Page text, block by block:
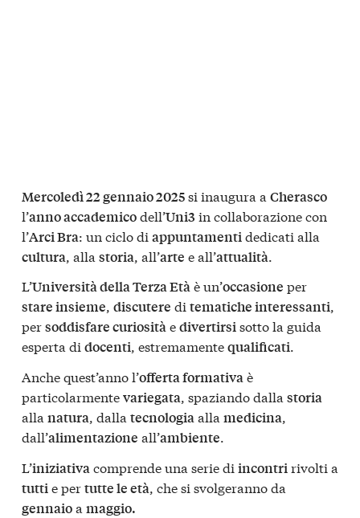
Mercoledì 22 gennaio 2025si inaugura a Cherasco
l’anno accademicodell’Uni3 in collaborazione con
l’Arci Bra: un ciclo di appuntamentidedicati alla
cultura, alla storia, all’arte e all’attualità.
L’Università della Terza Etàè un’occasione per
stare insieme, discutere di tematiche interessanti,
persoddisfare curiositàedivertirsisotto la guida
esperta di docenti, estremamentequalificati.
Anche quest’anno l’offerta formativaè
particolarmentevariegata, spaziando dalla storia
alla natura, dalla tecnologiaalla medicina,
dall’alimentazione all’ambiente.
L’iniziativacomprende una serie di incontririvolti a
tuttie pertutte le età, che si svolgeranno da
gennaioa maggio.